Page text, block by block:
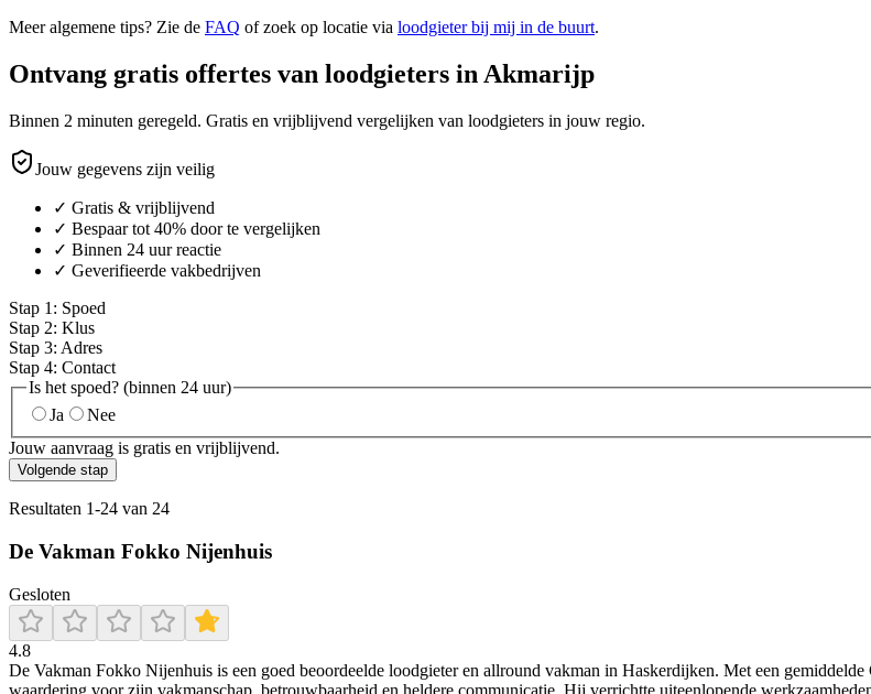
Meer algemene tips? Zie de FAQ of zoek op locatie via loodgieter bij mij in de buurt.
Ontvang gratis offertes van loodgieters in Akmarijp
Binnen 2 minuten geregeld. Gratis en vrijblijvend vergelijken van loodgieters in jouw regio.
Jouw gegevens zijn veilig
✓ Gratis & vrijblijvend
✓ Bespaar tot 40% door te vergelijken
✓ Binnen 24 uur reactie
✓ Geverifieerde vakbedrijven
Stap 1 : Spoed
Stap 2: Klus
Stap 3: Adres
Stap 4: Contact
Is het spoed? (binnen 24 uur)
Ja
Nee
Jouw aanvraag is gratis en vrijblijvend.
Volgende stap
Resultaten 1-24 van 24
De Vakman Fokko Nijenhuis
Gesloten
4.8
De Vakman Fokko Nijenhuis is een goed beoordeelde loodgieter en allround vakman in Haskerdijken. Met een
waardering voor zijn vakmanschap, betrouwbaarheid en heldere communicatie. Hij verrichtte uiteenlopende